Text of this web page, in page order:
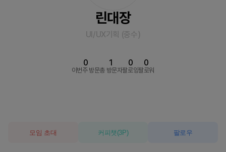
린대장
UI/UX기획 (중수)
이번주 방문
0
총 방문자
1
팔로잉
0
팔로워
0
모임 초대 커피챗 (3P) 팔로우